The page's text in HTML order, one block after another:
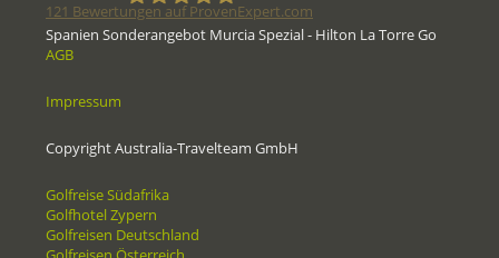
121 Bewertungen auf ProvenExpert.com
Spanien Sonderangebot Murcia Spezial - Hilton La Torre Go
AGB
Impressum
Copyright Australia-Travelteam GmbH
Golfreise Südafrika
Golfhotel Zypern
Golfreisen Deutschland